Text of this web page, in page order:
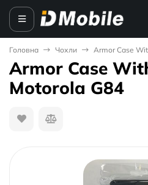
Головна Чохли Armor Case
Armor Case
Motorola G84